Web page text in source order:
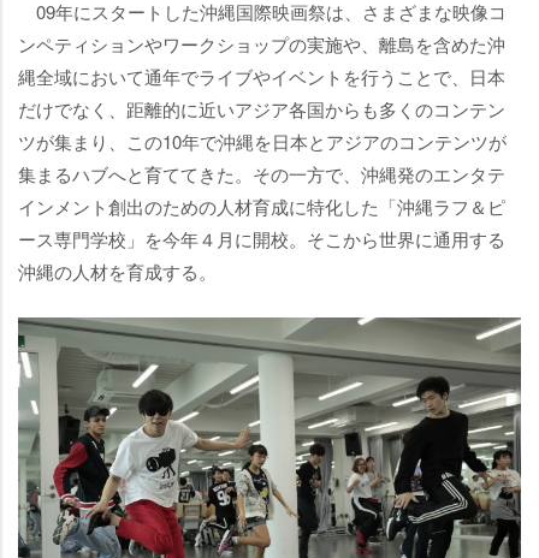
09年にスタートした沖縄国際映画祭は、さまざまな映像コ
ンペティションやワークショップの実施や、離島を含めた沖
縄全域において通年でライブやイベントを行うことで、日本
だけでなく、距離的に近いアジア各国からも多くのコンテン
ツが集まり、この10年で沖縄を日本とアジアのコンテンツが
集まるハブへと育ててきた。その一方で、沖縄発のエンタテ
インメント創出のための人材育成に特化した「沖縄ラフ＆ピ
ース専門学校」を今年４月に開校。そこから世界に通用する
沖縄の人材を育成する。